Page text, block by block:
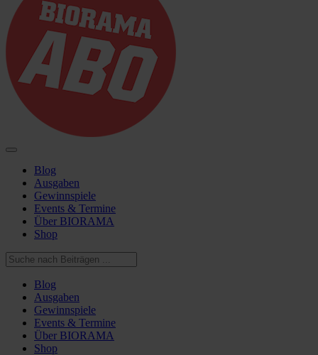
Blog
Ausgaben
Gewinnspiele
Events & Termine
Über BIORAMA
Shop
Blog
Ausgaben
Gewinnspiele
Events & Termine
Über BIORAMA
Shop